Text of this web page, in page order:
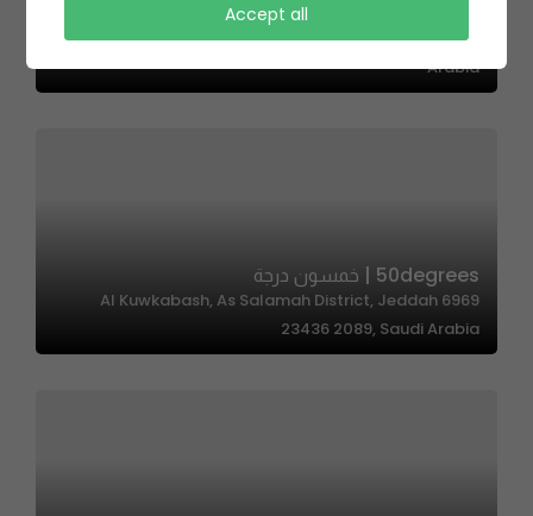
6911، الشوقية، مكة 24351، 2150،، Makkah 24351, Saudi
Arabia
50degrees | خمسون درجة
6969 Al Kuwkabash, As Salamah District, Jeddah
23436 2089, Saudi Arabia
Accept all